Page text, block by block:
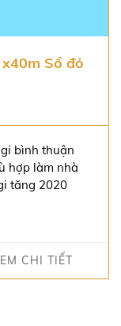
Sổ đỏ
bình thuận
hợp làm nhà
tăng 2020
CHI TIẾT